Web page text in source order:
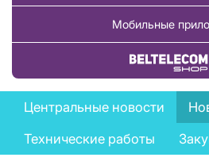
Мобильные
Купить
News
menu
Центральные новости
Технические работы